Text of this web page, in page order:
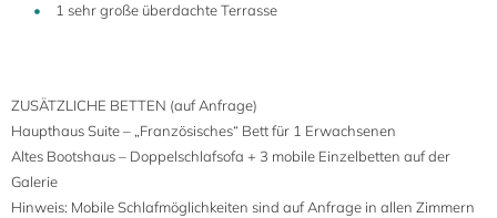
1 sehr große überdachte Terrasse
ZUSÄTZLICHE BETTEN (auf Anfrage)
Haupthaus Suite – „Französisches“ Bett für 1 Erwachsenen
Altes Bootshaus – Doppelschlafsofa + 3 mobile Einzelbetten auf der
Galerie
Hinweis: Mobile Schlafmöglichkeiten sind auf Anfrage in allen Zimmern